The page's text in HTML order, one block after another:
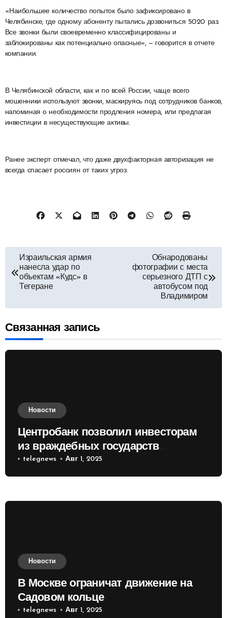
«Наибольшее количество попыток было зафиксировано в
Челябинске, где одному абоненту пытались дозвониться 5020 раз.
Все звонки были своевременно классифицированы и
заблокированы как потенциально опасные», — говорится в отчете
компании.
В Челябинской области, как и по всей России, чаще всего
мошенники используют звонки, маскируясь под сотрудников банков,
напоминая о необходимости продления номера, или предлагая
инвестиции в несуществующие активы.
Ранее эксперт отмечал, что даже двухфакторная авторизация не
всегда спасает россиян от таких угроз.
Навигация
по
Израильская армия
нанесла удар по
объектам «Кудс» в
Тегеране
Обнародованы
фотографии с места
серьезного ДТП с
автобусом под
Владимиром
Связанная запись
Новости
Центробанк позволил инвесторам
из враждебных государств
приобретать валюту
telegnews Авг 1, 2025
Новости
В Москве ограничат движение на
Садовом кольце
telegnews Авг 1, 2025